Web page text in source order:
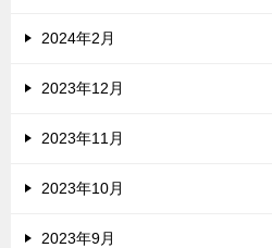
2024年2月
2023年12月
2023年11月
2023年10月
2023年9月